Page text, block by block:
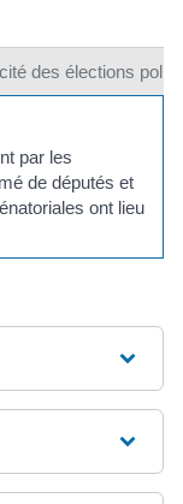
des élections
par les
de députés et
ont lieu